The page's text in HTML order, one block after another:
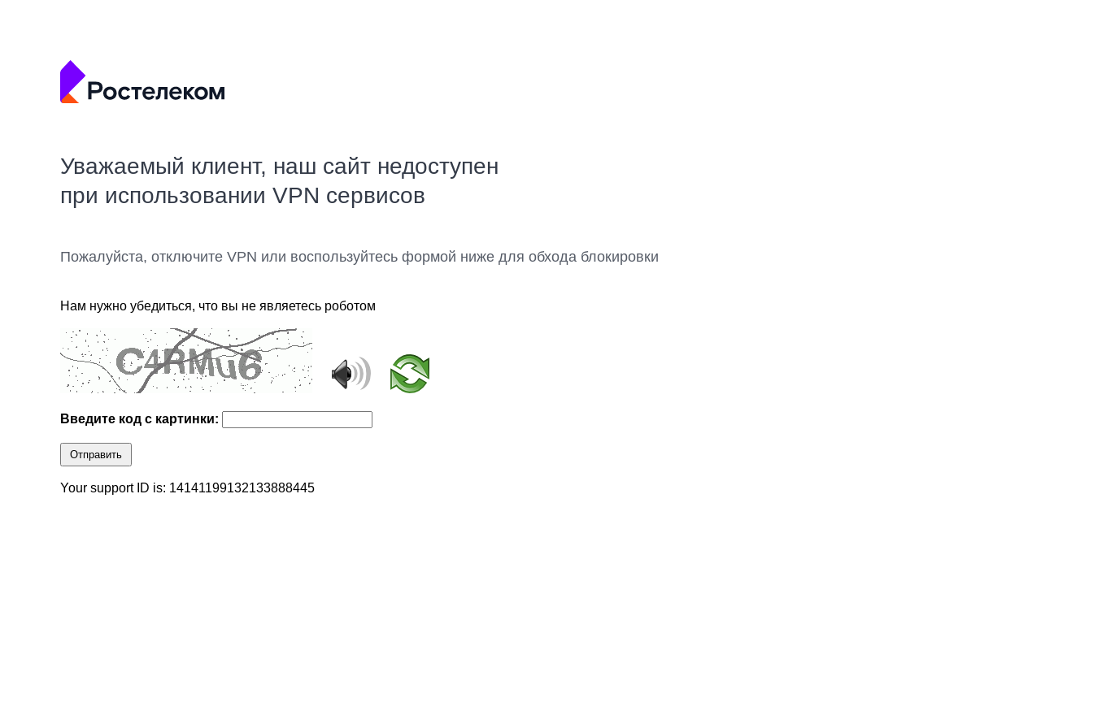
Уважаемый клиент, наш сайт недоступен
при использовании VPN сервисов
Пожалуйста, отключите VPN или воспользуйтесь формой ниже для обхода блокировки
Нам нужно убедиться, что вы не являетесь роботом
Введите код с картинки:
Отправить
Your support ID is: 14141199132133888445